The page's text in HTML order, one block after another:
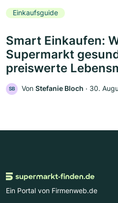
Einkaufsguide
Smart Einkaufen:
Supermarkt
preiswerte
SB Von Stefanie Bloch ‧ 30.
Ein Portal von Firmenweb.de